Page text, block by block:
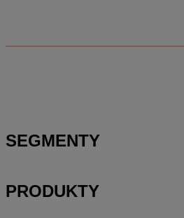
Editácia položky v paneli
SEGMENTY
PRODUKTY